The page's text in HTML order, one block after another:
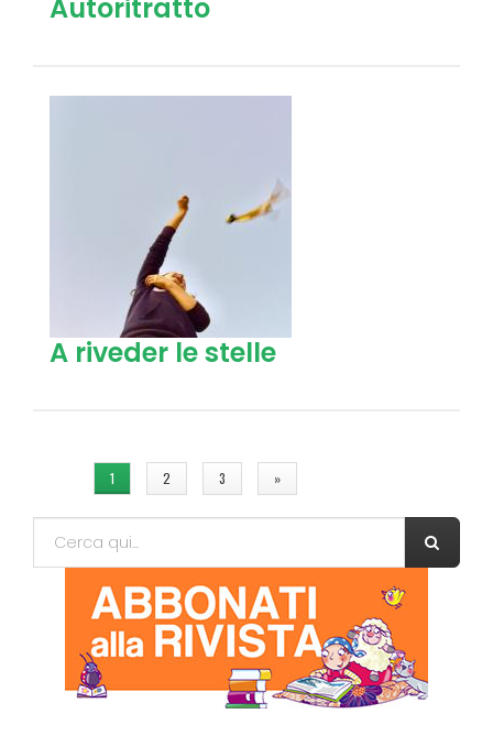
Autoritratto
A riveder le stelle
Pagine
1 2 3 »
Form di ricerca